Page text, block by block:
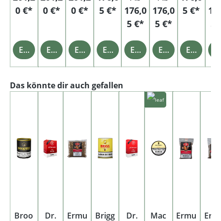
0 €*
Einzelheiten
0 €*
Einzelheiten
0 €*
Einzelheiten
5 €*
Einzelheiten
176,0
5 €*
Einzelheiten
176,0
5 €*
Einzelheiten
5 €*
Einzelheiten
5
Produktgalerie überspringen
Das könnte dir auch gefallen
Broo
Dr.
Ermu
Brigg
Dr.
Mac
Ermu